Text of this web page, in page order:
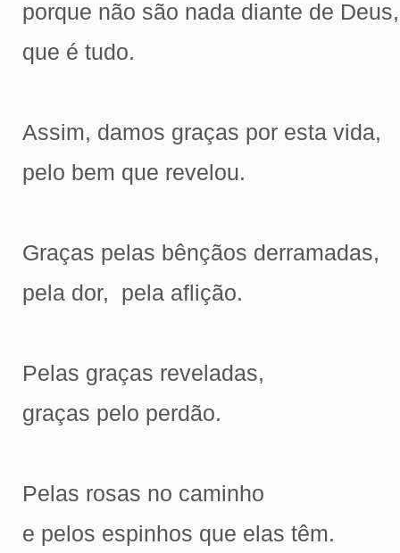
porque não são nada diante de Deus,
que é tudo.
Assim, damos graças por esta vida,
pelo bem que revelou.
Graças pelas bênçãos derramadas,
pela dor, pela aflição.
Pelas graças reveladas,
graças pelo perdão.
Pelas rosas no caminho
e pelos espinhos que elas têm.